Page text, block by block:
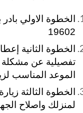
الخطوة الاولي
19602
الخطوة الثانية
تفصيلية عن مشكلة
الموعد المناسب
الخطوة الثالثة زيارة
لمنزلك واصلاح الجهاز في